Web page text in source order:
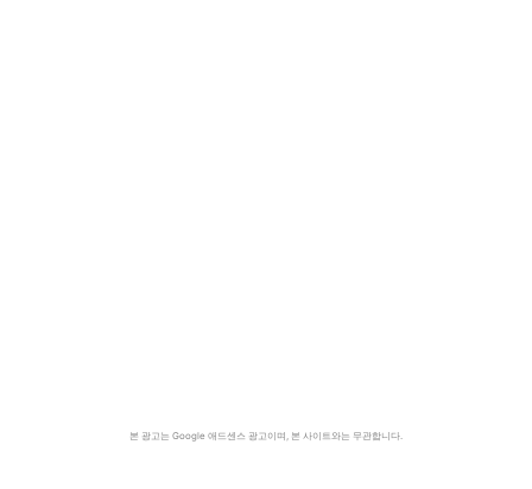
본 광고는 Google 애드센스 광고이며, 본 사이트와는 무관합니다.